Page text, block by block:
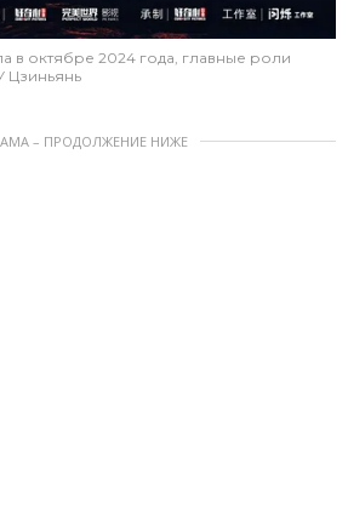
в октябре 2024 года, главные роли
Цзиньянь
– ПРОДОЛЖЕНИЕ НИЖЕ